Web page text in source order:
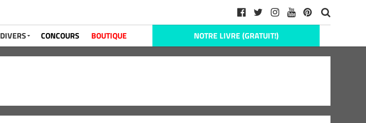
DIVERS CONCOURS BOUTIQUE NOTRE LIVRE (GRATUIT!)